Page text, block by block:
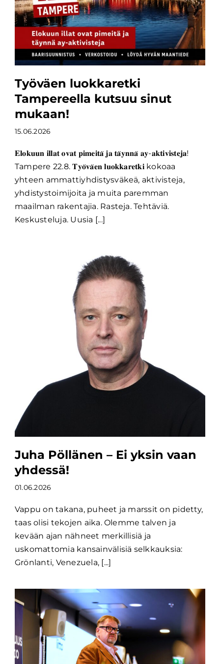
Työväen luokkaretki
Tampereella kutsuu sinut
mukaan!
15.06.2026
𝐄𝐥𝐨𝐤𝐮𝐮𝐧 𝐢𝐥𝐥𝐚𝐭 𝐨𝐯𝐚𝐭 𝐩𝐢𝐦𝐞𝐢𝐭𝐚̈ 𝐣𝐚 𝐭𝐚̈𝐲𝐧𝐧𝐚̈ 𝐚𝐲-𝐚𝐤𝐭𝐢𝐯𝐢𝐬𝐭𝐞𝐣𝐚!
Tampere 22.8. 𝐓𝐲𝐨̈𝐯𝐚̈𝐞𝐧 𝐥𝐮𝐨𝐤𝐤𝐚𝐫𝐞𝐭𝐤𝐢 kokoaa
yhteen ammattiyhdistysväkeä, aktivisteja,
yhdistystoimijoita ja muita paremman
maailman rakentajia. Rasteja. Tehtäviä.
Keskusteluja. Uusia [...]
Juha Pöllänen – Ei yksin vaan
yhdessä!
01.06.2026
Vappu on takana, puheet ja marssit on pidetty,
taas olisi tekojen aika. Olemme talven ja
kevään ajan nähneet merkillisiä ja
uskomattomia kansainvälisiä selkkauksia:
Grönlanti, Venezuela, [...]